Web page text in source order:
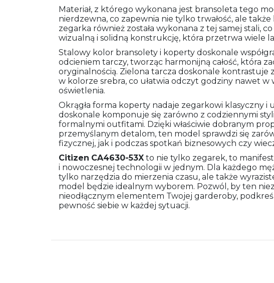
Materiał, z którego wykonana jest bransoleta tego
nierdzewna, co zapewnia nie tylko trwałość, ale
zegarka również została wykonana z tej samej stali,
wizualną i solidną konstrukcję, która przetrwa wiele
Stalowy kolor bransolety i koperty doskonale
odcieniem tarczy, tworząc harmonijną całość, która
oryginalnością. Zielona tarcza doskonale kontrastuje
w kolorze srebra, co ułatwia odczyt godziny nawet w
oświetlenia.
Okrągła forma koperty nadaje zegarkowi klasyczny i
doskonale komponuje się zarówno z codziennymi
formalnymi outfitami. Dzięki właściwie dobranym
przemyślanym detalom, ten model sprawdzi się
fizycznej, jak i podczas spotkań biznesowych czy
Citizen CA4630-53X to nie tylko zegarek, to
i nowoczesnej technologii w jednym. Dla każdego
tylko narzędzia do mierzenia czasu, ale także
model będzie idealnym wyborem. Pozwól, by ten
nieodłącznym elementem Twojej garderoby,
pewność siebie w każdej sytuacji.